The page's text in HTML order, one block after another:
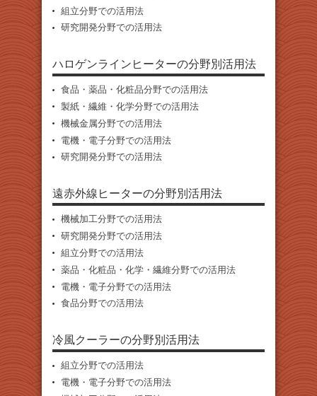
組立分野での活用法
研究開発分野での活用法
ハロゲンラインヒーターの分野別活用法
食品・薬品・化粧品分野での活用法
製紙・繊維・化学分野での活用法
機械金属分野での活用法
電機・電子分野での活用法
研究開発分野での活用法
遠赤外線ヒーターの分野別活用法
機械加工分野での活用法
研究開発分野での活用法
組立分野での活用法
薬品・化粧品・化学・繊維分野での活用法
電機・電子分野での活用法
食品分野での活用法
冷風クーラーの分野別活用法
組立分野での活用法
電機・電子分野での活用法